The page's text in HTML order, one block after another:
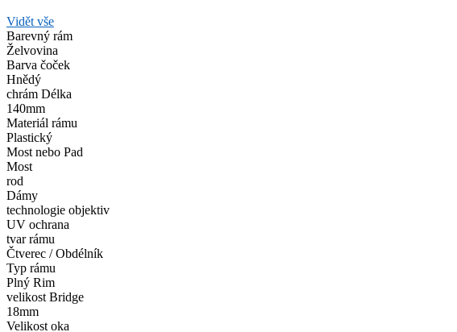
Vidět vše
Barevný rám
Želvovina
Barva čoček
Hnědý
chrám Délka
140mm
Materiál rámu
Plastický
Most nebo Pad
Most
rod
Dámy
technologie objektiv
UV ochrana
tvar rámu
Čtverec / Obdélník
Typ rámu
Plný Rim
velikost Bridge
18mm
Velikost oka